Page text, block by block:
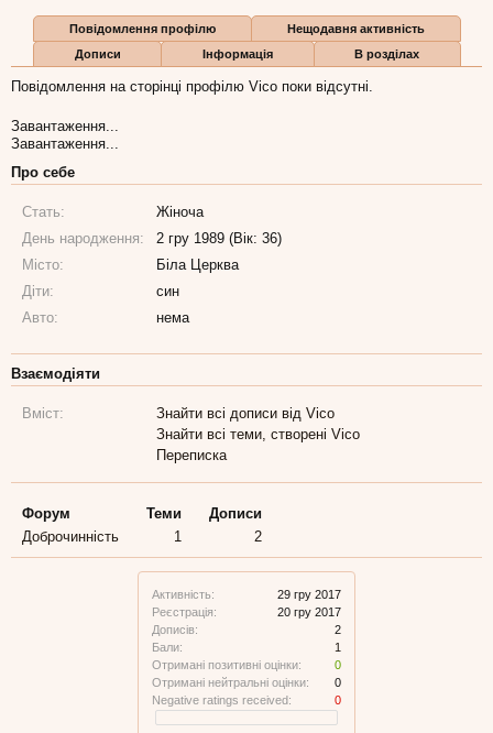
Активність:
29 гру 2017
Реєстрація:
20 гру 2017
Дописів:
2
Бали:
1
Отримані позитивні оцінки:
0
Отримані нейтральні оцінки:
0
Negative ratings received:
0
Повідомлення профілю
Нещодавня активність
Дописи
Інформація В розділах
Повідомлення на сторінці профілю Vico поки відсутні.
Завантаження...
Завантаження...
Про себе
Стать:
Жіноча
День народження:
2 гру 1989 (Вік: 36)
Місто:
Біла Церква
Діти:
син
Авто:
нема
Взаємодіяти
Вміст:
Знайти всі дописи від Vico
Знайти всі теми, створені Vico
Переписка
Форум Теми
Дописи
Доброчинність
1 2